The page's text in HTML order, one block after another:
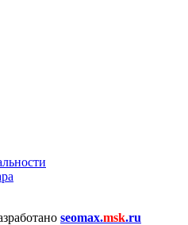
seomax.msk.ru